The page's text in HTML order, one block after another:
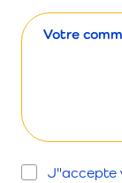
Message
J"accepte